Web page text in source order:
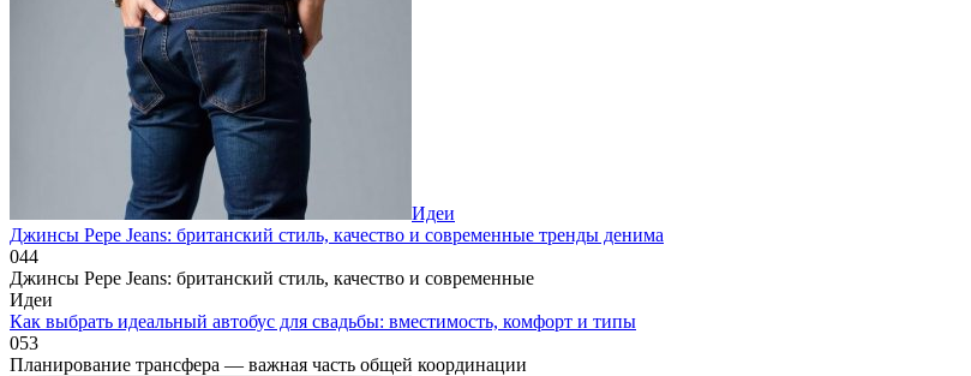
Идеи
Джинсы Pepe Jeans: британский стиль, качество и современные тренды денима
044
Джинсы Pepe Jeans: британский стиль, качество и современные
Идеи
Как выбрать идеальный автобус для свадьбы: вместимость, комфорт и типы
053
Планирование трансфера — важная часть общей координации